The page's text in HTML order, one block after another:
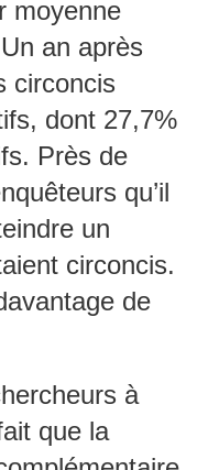
moyenne
an après
circoncis
dont 27,7%
Près de
qu’il
un
circoncis.
de
à
que la